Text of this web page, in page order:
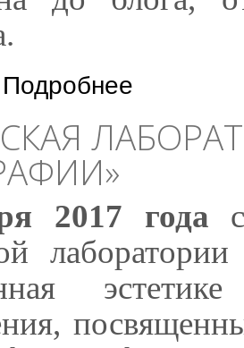
Подробнее
2017 года